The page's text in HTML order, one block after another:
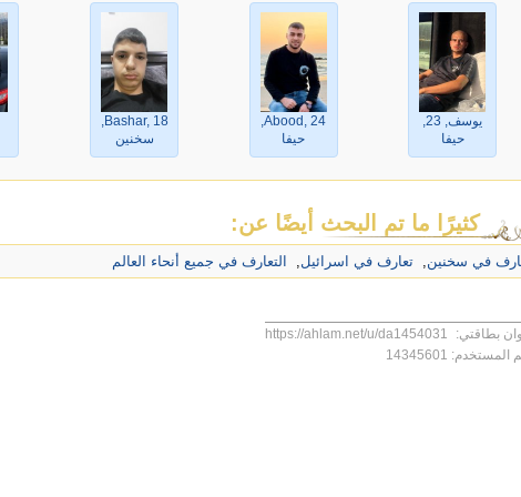
يوسف, 23,
حيفا
Abood, 24,
حيفا
Bashar, 18,
سخنين
كثيرًا ما تم البحث أيضًا عن:
في سخنين, تعارف في اسرائيل, التعارف في جميع أنحاء العالم
بطاقتي:
https://ahlam.net/u/da1454031
المستخدم: 14345601